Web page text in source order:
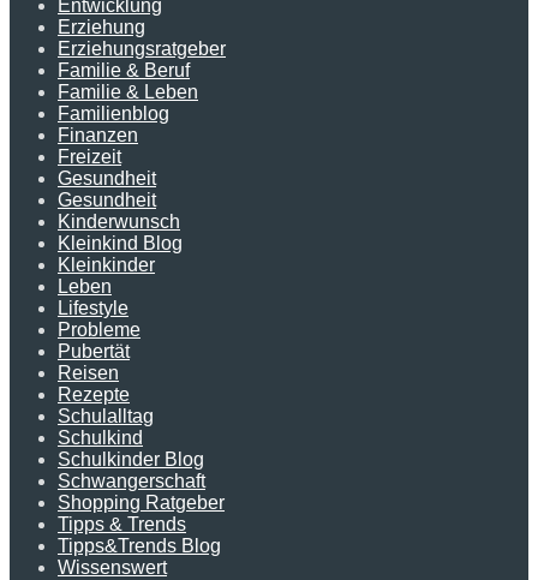
Entwicklung
Erziehung
Erziehungsratgeber
Familie & Beruf
Familie & Leben
Familienblog
Finanzen
Freizeit
Gesundheit
Gesundheit
Kinderwunsch
Kleinkind Blog
Kleinkinder
Leben
Lifestyle
Probleme
Pubertät
Reisen
Rezepte
Schulalltag
Schulkind
Schulkinder Blog
Schwangerschaft
Shopping Ratgeber
Tipps & Trends
Tipps&Trends Blog
Wissenswert